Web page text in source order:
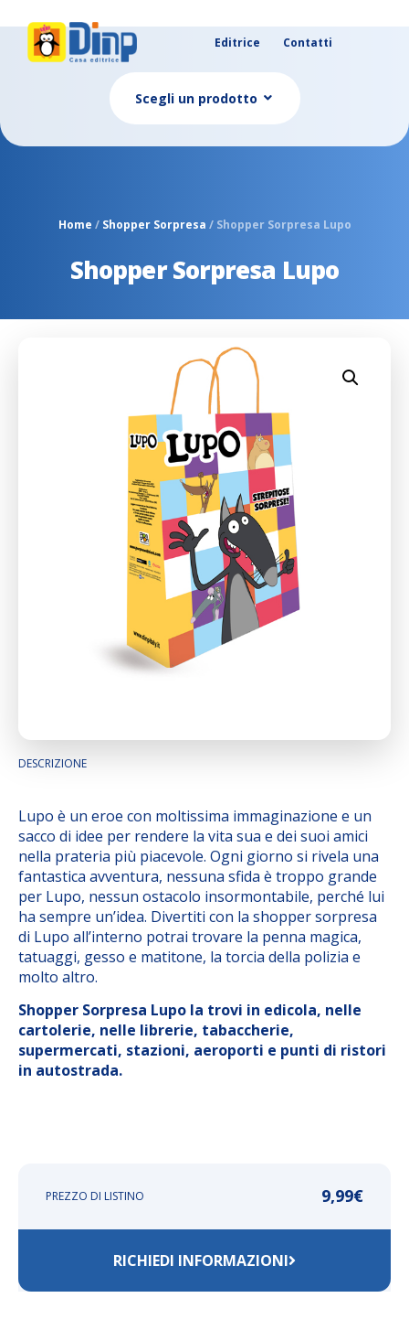
Editrice Contatti
Scegli un prodotto
Home / Shopper Sorpresa / Shopper Sorpresa Lupo
Shopper Sorpresa Lupo
DESCRIZIONE
Lupo è un eroe con moltissima immaginazione e un
sacco di idee per rendere la vita sua e dei suoi amici
nella prateria più piacevole. Ogni giorno si rivela una
fantastica avventura, nessuna sfida è troppo grande
per Lupo, nessun ostacolo insormontabile, perché lui
ha sempre un’idea. Divertiti con la shopper sorpresa
di Lupo all’interno potrai trovare la penna magica,
tatuaggi, gesso e matitone, la torcia della polizia e
molto altro.
Shopper Sorpresa Lupo la trovi in edicola, nelle
cartolerie, nelle librerie, tabaccherie,
supermercati, stazioni, aeroporti e punti di ristori
in autostrada.
PREZZO DI LISTINO 9,99€
RICHIEDI INFORMAZIONI